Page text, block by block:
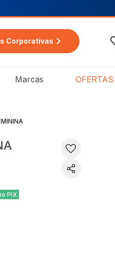
Corporativas
Marcas OFERTAS
PIX